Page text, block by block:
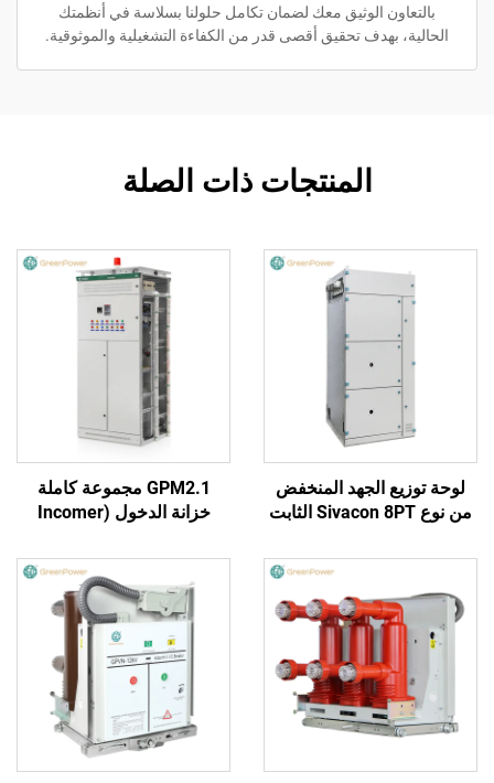
بالتعاون الوثيق معك لضمان تكامل حلولنا بسلاسة في أنظمتك
الحالية، بهدف تحقيق أقصى قدر من الكفاءة التشغيلية والموثوقية.
المنتجات ذات الصلة
لوحة توزيع الجهد المنخفض
من نوع Sivacon 8PT الثابت
GPM2.1 مجموعة كاملة
خزانة الدخول (Incomer